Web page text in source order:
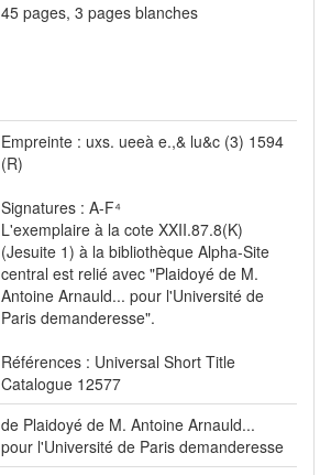
45 pages, 3 pages blanches
Empreinte : uxs. ueeà e.,& lu&c (3) 1594
(R)
Signatures : A-F⁴
L'exemplaire à la cote XXII.87.8(K)
(Jesuite 1) à la bibliothèque Alpha-Site
central est relié avec "Plaidoyé de M.
Antoine Arnauld... pour l'Université de
Paris demanderesse".
Références : Universal Short Title
Catalogue 12577
de Plaidoyé de M. Antoine Arnauld...
pour l'Université de Paris demanderesse